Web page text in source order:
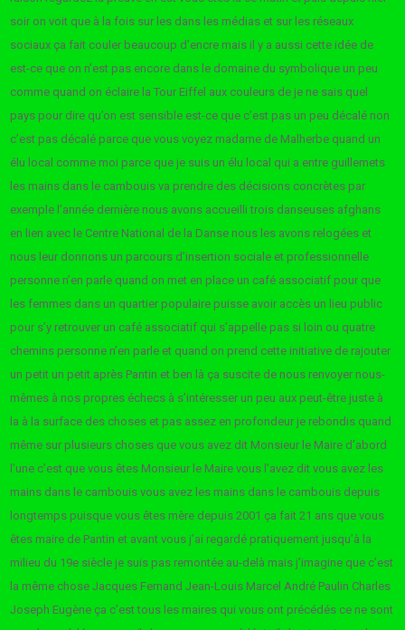
soir on voit que à la fois sur les dans les médias et sur les réseaux
sociaux ça fait couler beaucoup d’encre mais il y a aussi cette idée de
est-ce que on n’est pas encore dans le domaine du symbolique un peu
comme quand on éclaire la Tour Eiffel aux couleurs de je ne sais quel
pays pour dire qu’on est sensible est-ce que c’est pas un peu décalé non
c’est pas décalé parce que vous voyez madame de Malherbe quand un
élu local comme moi parce que je suis un élu local qui a entre guillemets
les mains dans le cambouis va prendre des décisions concrètes par
exemple l’année dernière nous avons accueilli trois danseuses afghans
en lien avec le Centre National de la Danse nous les avons relogées et
nous leur donnons un parcours d’insertion sociale et professionnelle
personne n’en parle quand on met en place un café associatif pour que
les femmes dans un quartier populaire puisse avoir accès un lieu public
pour s’y retrouver un café associatif qui s’appelle pas si loin ou quatre
chemins personne n’en parle et quand on prend cette initiative de rajouter
un petit un petit après Pantin et ben là ça suscite de nous renvoyer nous-
mêmes à nos propres échecs à s’intéresser un peu aux peut-être juste à
la à la surface des choses et pas assez en profondeur je rebondis quand
même sur plusieurs choses que vous avez dit Monsieur le Maire d’abord
l’une c’est que vous êtes Monsieur le Maire vous l’avez dit vous avez les
mains dans le cambouis vous avez les mains dans le cambouis depuis
longtemps puisque vous êtes mère depuis 2001 ça fait 21 ans que vous
êtes maire de Pantin et avant vous j’ai regardé pratiquement jusqu’à la
milieu du 19e siècle je suis pas remontée au-delà mais j’imagine que c’est
la même chose Jacques Fernand Jean-Louis Marcel André Paulin Charles
Joseph Eugène ça c’est tous les maires qui vous ont précédés ce ne sont